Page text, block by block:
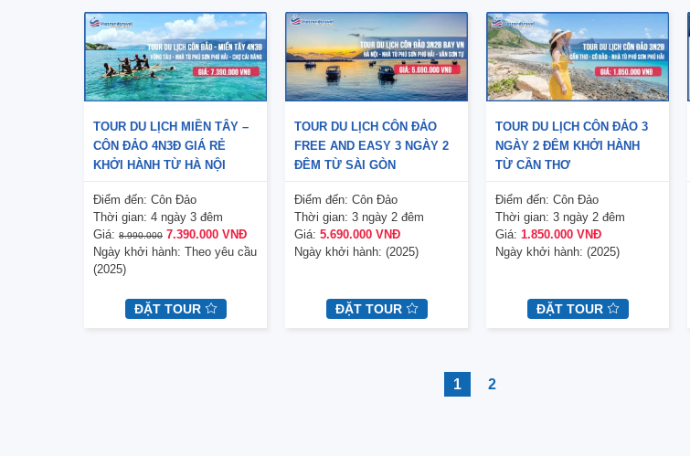
TOUR DU LỊCH MIỀN TÂY –
CÔN ĐẢO 4N3Đ GIÁ RẺ
KHỞI HÀNH TỪ HÀ NỘI
Điểm đến: Côn Đảo
Thời gian: 4 ngày 3 đêm
Giá: 8.990.000 7.390.000 VNĐ
Ngày khởi hành: Theo yêu cầu
(2025)
ĐẶT TOUR
TOUR DU LỊCH CÔN ĐẢO
FREE AND EASY 3 NGÀY 2
ĐÊM TỪ SÀI GÒN
Điểm đến: Côn Đảo
Thời gian: 3 ngày 2 đêm
Giá: 5.690.000 VNĐ
Ngày khởi hành: (2025)
ĐẶT TOUR
TOUR DU LỊCH CÔN ĐẢO 3
NGÀY 2 ĐÊM KHỞI HÀNH
TỪ CẦN THƠ
Điểm đến: Côn Đảo
Thời gian: 3 ngày 2 đêm
Giá: 1.850.000 VNĐ
Ngày khởi hành: (2025)
ĐẶT TOUR
1 2